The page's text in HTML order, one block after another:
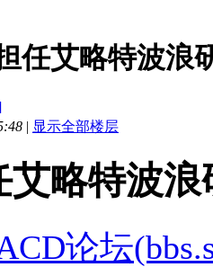
任艾略特波浪
| 显示全部楼层
艾略特波
论坛